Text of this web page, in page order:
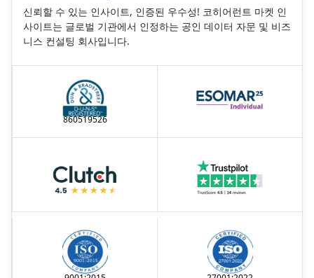
신뢰할 수 있는 인사이트, 인증된 우수성! 코히어런트 마켓 인
사이트는 글로벌 기관에서 인정하는 공인 데이터 자문 및 비즈
니스 컨설팅 회사입니다.
860519526